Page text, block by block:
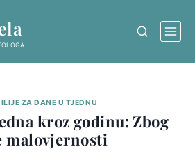
ZA DANE U TJEDNU
kroz godinu: Zbog
malovjernosti